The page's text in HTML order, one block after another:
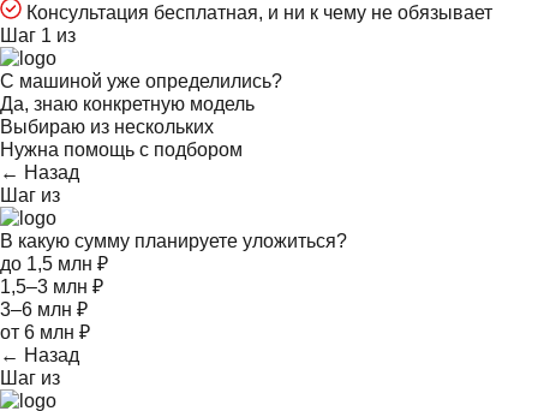
Консультация бесплатная, и ни к чему не обязывает
Шаг 1 из
С машиной уже определились?
Да, знаю конкретную модель
Выбираю из нескольких
Нужна помощь с подбором
← Назад
Шаг из
В какую сумму планируете уложиться?
до 1,5 млн ₽
1,5–3 млн ₽
3–6 млн ₽
от 6 млн ₽
← Назад
Шаг из